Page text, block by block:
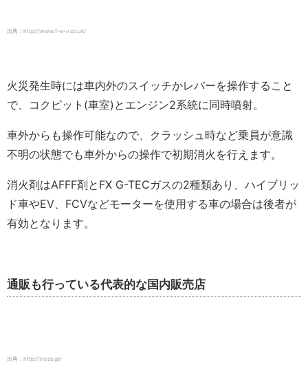
出典：http://www.f-e-v.co.uk/
火災発生時には車内外のスイッチかレバーを操作すること
で、コクピット(車室)とエンジン2系統に同時噴射。
車外からも操作可能なので、クラッシュ時など乗員が意識
不明の状態でも車外からの操作で初期消火を行えます。
消火剤はAFFF剤とFX G-TECガスの2種類あり、ハイブリッ
ド車やEV、FCVなどモーターを使用する車の場合は後者が
有効となります。
通販も行っている代表的な国内販売店
出典：http://irs.co.jp/